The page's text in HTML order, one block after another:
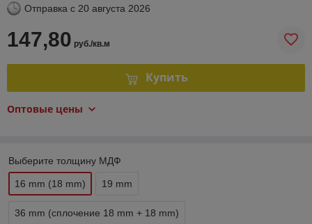
Отправка с 20 августа 2026
147,80 руб./кв.м
Купить
Оптовые цены
Выберите толщину МДФ
16 mm (18 mm) 19 mm
36 mm (сплочение 18 mm + 18 mm)